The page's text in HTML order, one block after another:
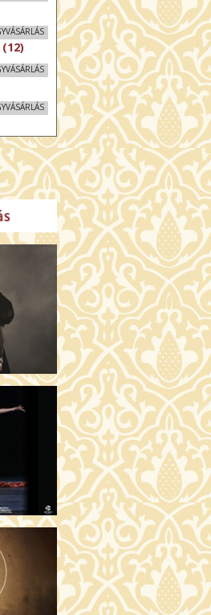
(12)